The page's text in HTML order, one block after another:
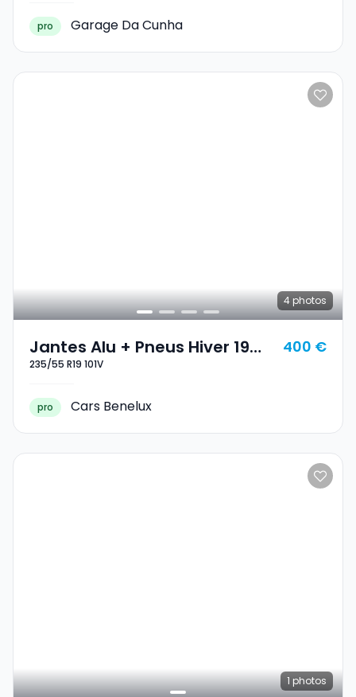
pro Garage Da Cunha
4 photos
Jantes Alu + Pneus Hiver 19
235/55 R19 101V
235/55 R19 101V
400 €
pro Cars Benelux
1 photos